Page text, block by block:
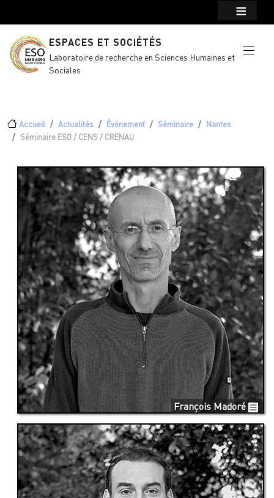
ESPACES ET SOCIÉTÉS
Laboratoire de recherche en Sciences Humaines et
Sociales
Fil d'Ariane
Accueil Actualités Événement Séminaire
Nantes
Séminaire ESO / CENS / CRENAU
François Madoré